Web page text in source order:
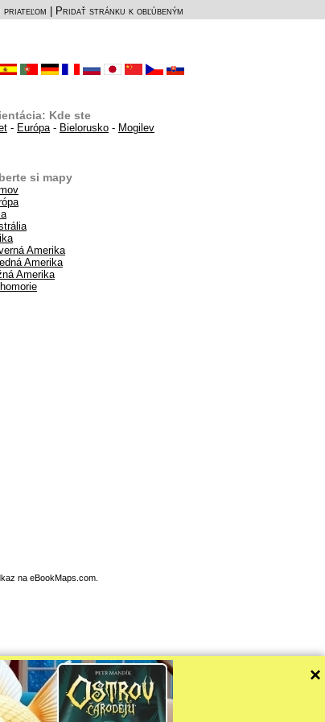
Pridať stránku k obľúbeným
Kde ste
- Európa- Bielorusko - Mogilev
si mapy
Amerika
Amerika
Amerika
na eBookMaps.com.
×